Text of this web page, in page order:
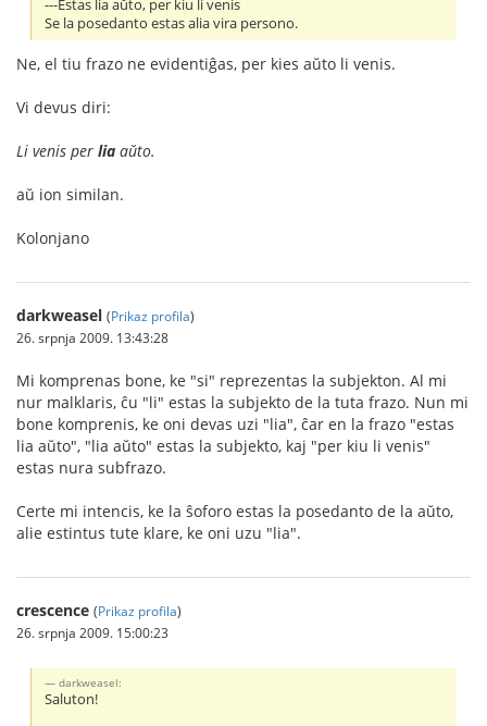
---Estas lia aŭto, per kiu li venis
Se la posedanto estas alia vira persono.
Ne, el tiu frazo ne evidentiĝas, per kies aŭto li venis.
Vi devus diri:
Li venis per lia aŭto.
aŭ ion similan.
Kolonjano
darkweasel (Prikaz profila)
26. srpnja 2009. 13:43:28
Mi komprenas bone, ke "si" reprezentas la subjekton. Al mi
nur malklaris, ĉu "li" estas la subjekto de la tuta frazo. Nun mi
bone komprenis, ke oni devas uzi "lia", ĉar en la frazo "estas
lia aŭto", "lia aŭto" estas la subjekto, kaj "per kiu li venis"
estas nura subfrazo.
Certe mi intencis, ke la ŝoforo estas la posedanto de la aŭto,
alie estintus tute klare, ke oni uzu "lia".
crescence (Prikaz profila)
26. srpnja 2009. 15:00:23
darkweasel:
Saluton!